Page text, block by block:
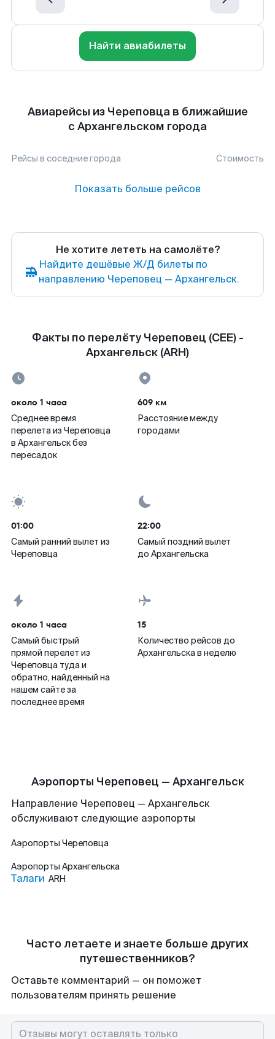
Найти авиабилеты
Авиарейсы из Череповца в ближайшие
с Архангельском города
Рейсы в соседние города Стоимость
Показать больше рейсов
Не хотите лететь на самолёте?
Найдите дешёвые Ж/Д билеты по
направлению Череповец — Архангельск.
Факты по перелёту Череповец (CEE) -
Архангельск (ARH)
около 1 часа
Среднее время
перелета из Череповца
в Архангельск без
пересадок
609 км
Расстояние между
городами
01:00
Самый ранний вылет из
Череповца
22:00
Самый поздний вылет
до Архангельска
около 1 часа
Самый быстрый
прямой перелет из
Череповца туда и
обратно, найденный на
нашем сайте за
последнее время
15
Количество рейсов до
Архангельска в неделю
Аэропорты Череповец — Архангельск
Направление Череповец — Архангельск
обслуживают следующие аэропорты
Аэропорты Череповца
Аэропорты Архангельска
Талаги ARH
Часто летаете и знаете больше других
путешественников?
Оставьте комментарий — он поможет
пользователям принять решение